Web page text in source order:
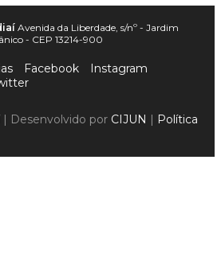
Avenida da Liberdade, s/nº - Jardim
- CEP 13214-900
Facebook
Instagram
| Desenvolvido por CIJUN | Política